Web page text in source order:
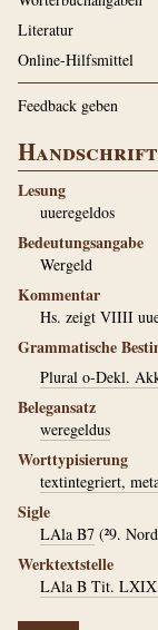
Literatur
Online-Hilfsmittel
Feedback geben
Lesung
uueregeldos
Bedeutungsangabe
Wergeld
Kommentar
Hs. zeigt VIIII
Grammatische
Plural o-Dekl.
Belegansatz
weregeldus
Worttypisierung
textintegriert,
Sigle
LAla B7 (²9.
Werktextstelle
LAla B Tit.